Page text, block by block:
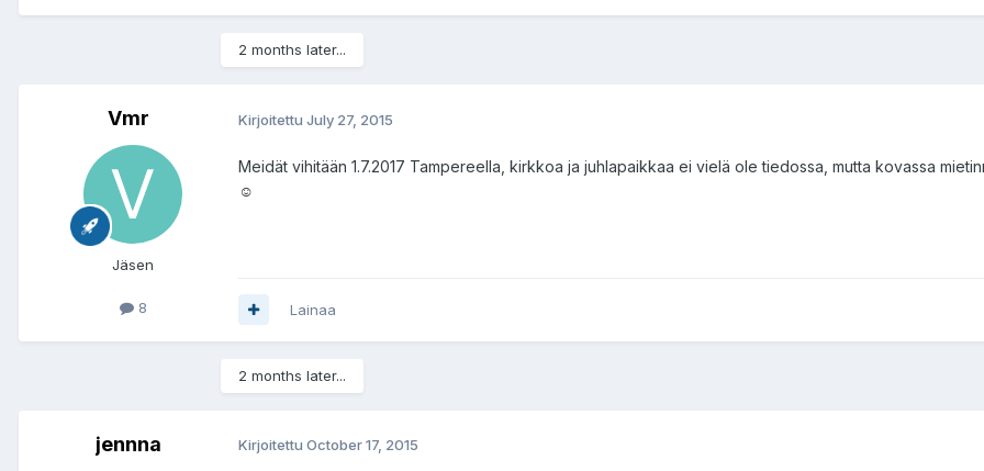
2 months later...
Vmr
Jäsen
8
Kirjoitettu July 27, 2015
Meidät vihitään 1.7.2017 Tampereella, kirkkoa ja juhlapaikkaa ei vielä ole tiedossa, mutta kovassa
☺️
Lainaa
2 months later...
jennna Kirjoitettu October 17, 2015